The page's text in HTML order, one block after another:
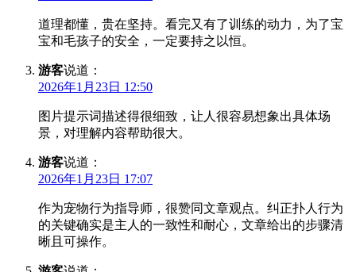
道理都懂，贵在坚持。看完又有了训练的动力，为了宝
宝和毛孩子的安全，一定要持之以恒。
游客说道：
2026年1月23日 12:50
图片提示词描述得很细致，让人很容易想象出具体场
景，对理解内容帮助很大。
游客说道：
2026年1月23日 17:07
作为宠物行为指导师，很赞同文章观点。纠正扑人行为
的关键确实是主人的一致性和耐心，文章给出的步骤清
晰且可操作。